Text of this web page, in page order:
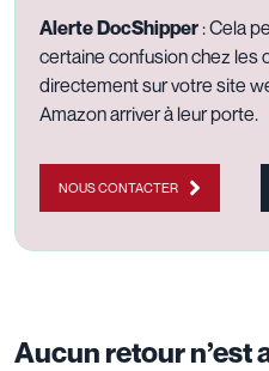
Alerte DocShipper : Cela
certaine confusion chez les
directement sur votre site
Amazon arriver à leur porte.
NOUS CONTACTER
Aucun retour n’est